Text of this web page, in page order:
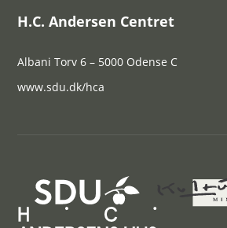
H.C. Andersen Centret
Albani Torv 6 – 5000 Odense C
www.sdu.dk/hca